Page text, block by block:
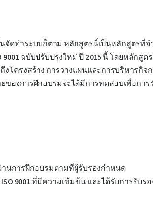
นจัดทำระบบก็ตาม หลักสูตรนี้เป็นหลักสูตร
ฉบับปรับปรุงใหม่ ปี 2015 นี้ โดยหลักสู
โครงสร้าง การวางแผนและการบริหารกิ
องการฝึกอบรมจะได้มีการทดสอบเพื่อการ
านการฝึกอบรมตามที่ผู้รับรองกำหนด
9001 ที่มีความเข้มข้น และได้รับการรับรอง